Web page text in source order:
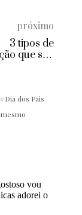
próximo
3 tipos de
que seu
Dia dos Pais